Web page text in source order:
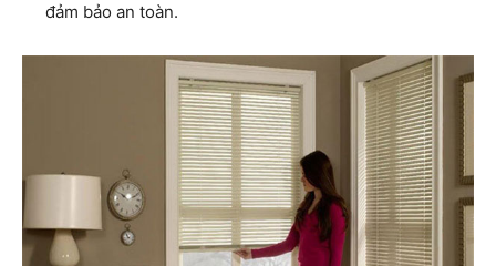
đảm bảo an toàn.